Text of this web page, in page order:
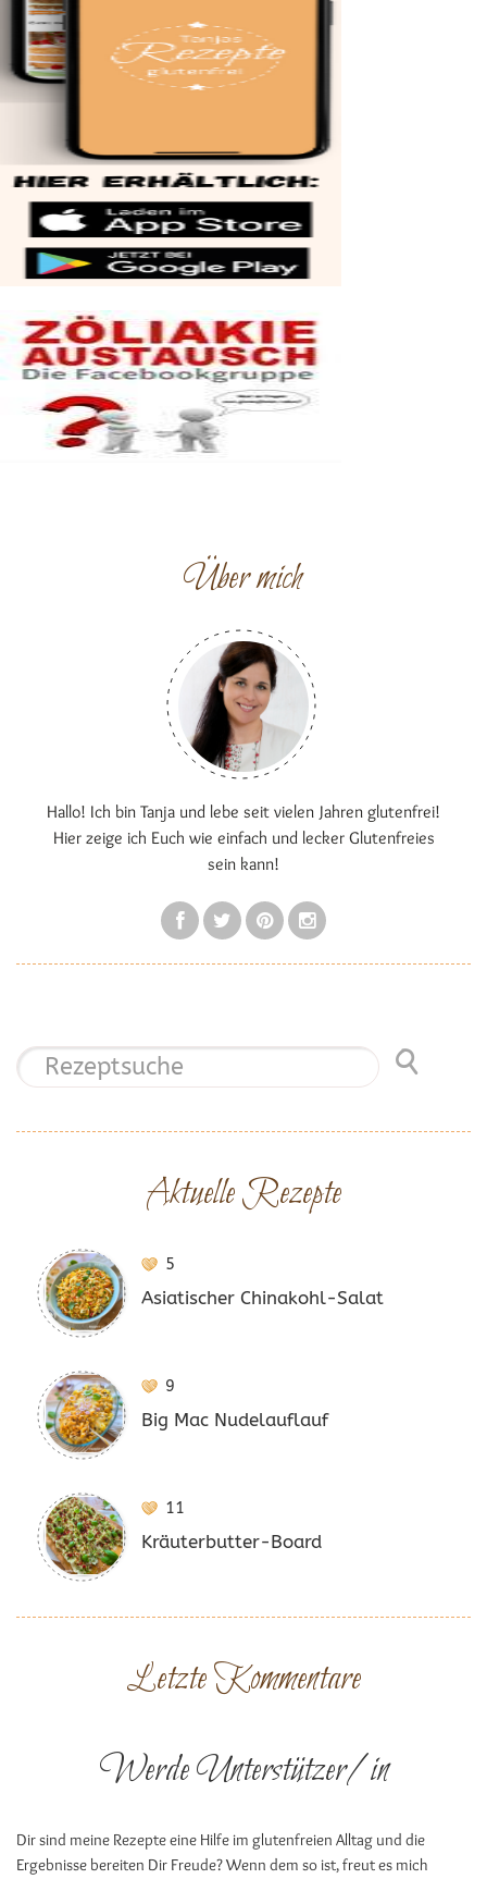
Über mich
Hallo! Ich bin Tanja und lebe seit vielen Jahren glutenfrei!
Hier zeige ich Euch wie einfach und lecker Glutenfreies
sein kann!
Aktuelle Rezepte
5
Asiatischer Chinakohl-Salat
9
Big Mac Nudelauflauf
11
Kräuterbutter-Board
Letzte Kommentare
Werde Unterstützer/in
Dir sind meine Rezepte eine Hilfe im glutenfreien Alltag und die
Ergebnisse bereiten Dir Freude? Wenn dem so ist, freut es mich